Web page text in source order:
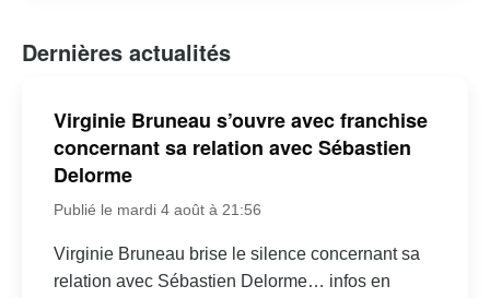
Dernières actualités
Virginie Bruneau s’ouvre avec franchise
concernant sa relation avec Sébastien
Delorme
Publié le mardi 4 août à 21:56
Virginie Bruneau brise le silence concernant sa
relation avec Sébastien Delorme… infos en